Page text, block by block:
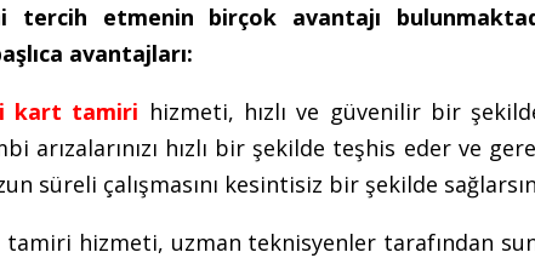
etmenin birçok avantajı
avantajları:
kart tamiri hizmeti, hızlı ve güvenilir bir
arızalarınızı hızlı bir şekilde teşhis eder ve
süreli çalışmasını kesintisiz bir şekilde
tamiri hizmeti, uzman teknisyenler tarafından